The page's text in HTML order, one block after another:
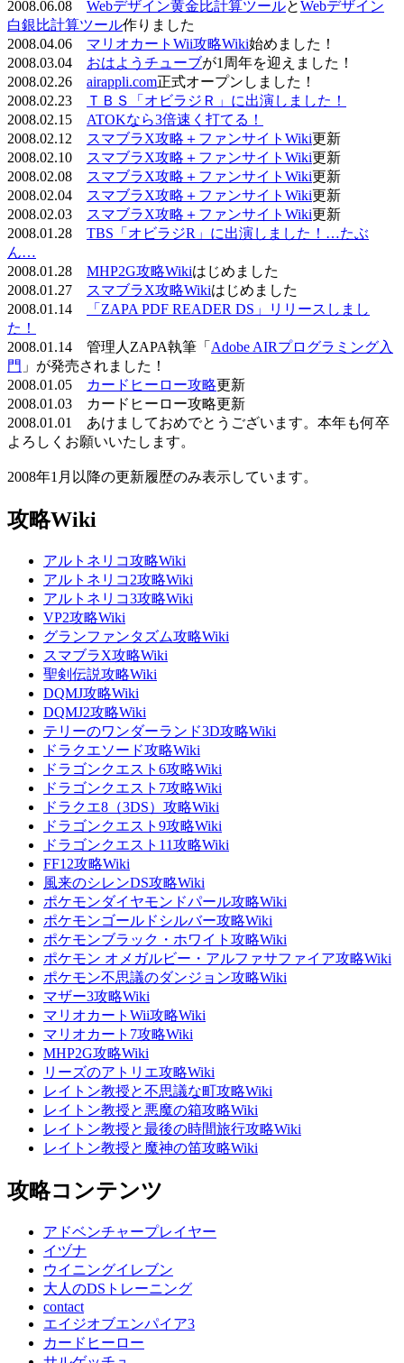
2008.06.08 Webデザイン黄金比計算ツールとWebデザイン
白銀比計算ツール作りました
2008.04.06 マリオカートWii攻略Wiki始めました！
2008.03.04 おはようチューブが1周年を迎えました！
2008.02.26 airappli.com正式オープンしました！
2008.02.23
ＴＢＳ「オビラジＲ」に出演しました！
2008.02.15 ATOKなら3倍速く打てる！
2008.02.12
スマブラX攻略＋ファンサイトWiki更新
2008.02.10
スマブラX攻略＋ファンサイトWiki更新
2008.02.08
スマブラX攻略＋ファンサイトWiki更新
2008.02.04
スマブラX攻略＋ファンサイトWiki更新
2008.02.03
スマブラX攻略＋ファンサイトWiki更新
2008.01.28 TBS「オビラジR」に出演しました！…たぶ
ん…
2008.01.28 MHP2G攻略Wikiはじめました
2008.01.27
スマブラX攻略Wikiはじめました
2008.01.14
「ZAPA PDF READER DS」リリースしまし
た！
2008.01.14 管理人ZAPA執筆「 Adobe AIRプログラミング入
門 」が発売されました！
2008.01.05
カードヒーロー攻略更新
2008.01.03 カードヒーロー攻略更新
2008.01.01 あけましておめでとうございます。本年も何卒
よろしくお願いいたします。
2008年1月以降の更新履歴のみ表示しています。
攻略Wiki
アルトネリコ攻略Wiki
アルトネリコ2攻略Wiki
アルトネリコ3攻略Wiki
VP2攻略Wiki
グランファンタズム攻略Wiki
スマブラX攻略Wiki
聖剣伝説攻略Wiki
DQMJ攻略Wiki
DQMJ2攻略Wiki
テリーのワンダーランド3D攻略Wiki
ドラクエソード攻略Wiki
ドラゴンクエスト6攻略Wiki
ドラゴンクエスト7攻略Wiki
ドラクエ8（3DS）攻略Wiki
ドラゴンクエスト9攻略Wiki
ドラゴンクエスト11攻略Wiki
FF12攻略Wiki
風来のシレンDS攻略Wiki
ポケモンダイヤモンドパール攻略Wiki
ポケモンゴールドシルバー攻略Wiki
ポケモンブラック・ホワイト攻略Wiki
ポケモン オメガルビー・アルファサファイア攻略Wiki
ポケモン不思議のダンジョン攻略Wiki
マザー3攻略Wiki
マリオカートWii攻略Wiki
マリオカート7攻略Wiki
MHP2G攻略Wiki
リーズのアトリエ攻略Wiki
レイトン教授と不思議な町攻略Wiki
レイトン教授と悪魔の箱攻略Wiki
レイトン教授と最後の時間旅行攻略Wiki
レイトン教授と魔神の笛攻略Wiki
攻略コンテンツ
アドベンチャープレイヤー
イヅナ
ウイニングイレブン
大人のDSトレーニング
contact
エイジオブエンパイア3
カードヒーロー